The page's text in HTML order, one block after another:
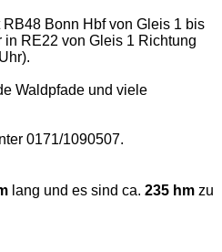
Bonn Hbf von Gleis 1 bis
RE22 von Gleis 1 Richtung
Waldpfade und viele
0171/1090507.
lang und es sind ca. 235 hm zu